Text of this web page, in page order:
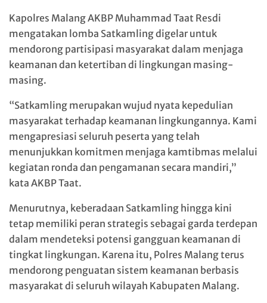
Kapolres Malang AKBP Muhammad Taat Resdi
mengatakan lomba Satkamling digelar untuk
mendorong partisipasi masyarakat dalam menjaga
keamanan dan ketertiban di lingkungan masing-
masing.
“Satkamling merupakan wujud nyata kepedulian
masyarakat terhadap keamanan lingkungannya. Kami
mengapresiasi seluruh peserta yang telah
menunjukkan komitmen menjaga kamtibmas melalui
kegiatan ronda dan pengamanan secara mandiri,”
kata AKBP Taat.
Menurutnya, keberadaan Satkamling hingga kini
tetap memiliki peran strategis sebagai garda terdepan
dalam mendeteksi potensi gangguan keamanan di
tingkat lingkungan. Karena itu, Polres Malang terus
mendorong penguatan sistem keamanan berbasis
masyarakat di seluruh wilayah Kabupaten Malang.